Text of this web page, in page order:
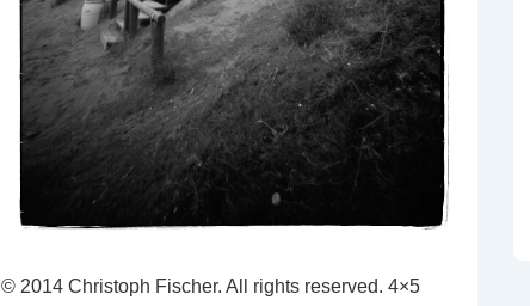
© 2014 Christoph Fischer. All rights reserved. 4×5